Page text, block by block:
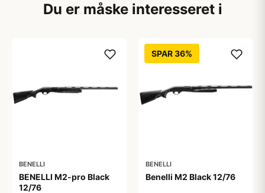
Du er måske interesseret i
BENELLI
BENELLI M2-pro Black
12/76
SPAR 36%
BENELLI
Benelli M2 Black 12/76